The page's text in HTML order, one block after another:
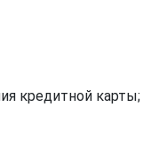
кредитной карты;